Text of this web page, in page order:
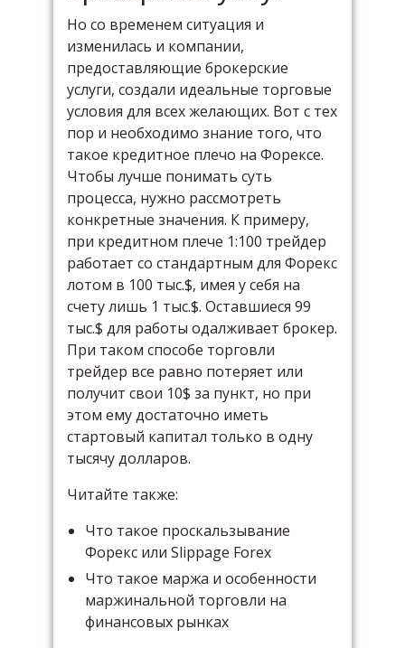
Но со временем ситуация и
изменилась и компании,
предоставляющие брокерские
услуги, создали идеальные торговые
условия для всех желающих. Вот с тех
пор и необходимо знание того, что
такое кредитное плечо на Форексе.
Чтобы лучше понимать суть
процесса, нужно рассмотреть
конкретные значения. К примеру,
при кредитном плече 1:100 трейдер
работает со стандартным для Форекс
лотом в 100 тыс.$, имея у себя на
счету лишь 1 тыс.$. Оставшиеся 99
тыс.$ для работы одалживает брокер.
При таком способе торговли
трейдер все равно потеряет или
получит свои 10$ за пункт, но при
этом ему достаточно иметь
стартовый капитал только в одну
тысячу долларов.
Читайте также:
Что такое проскальзывание
Форекс или Slippage Forex
Что такое маржа и особенности
маржинальной торговли на
финансовых рынках